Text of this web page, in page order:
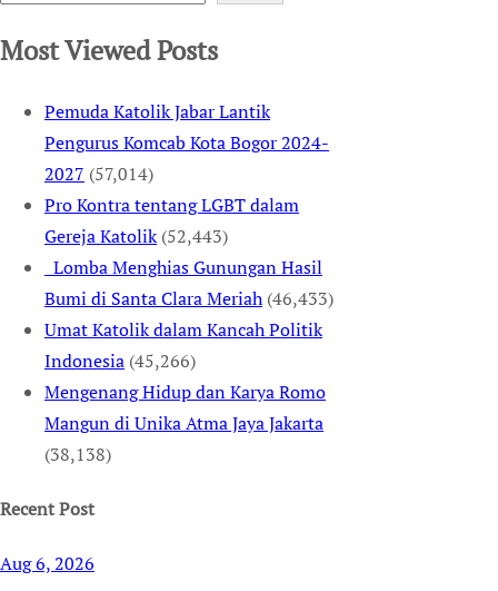
Most Viewed Posts
Pemuda Katolik Jabar Lantik
Pengurus Komcab Kota Bogor 2024-
2027 (57,014)
Pro Kontra tentang LGBT dalam
Gereja Katolik (52,443)
Lomba Menghias Gunungan Hasil
Bumi di Santa Clara Meriah (46,433)
Umat Katolik dalam Kancah Politik
Indonesia (45,266)
Mengenang Hidup dan Karya Romo
Mangun di Unika Atma Jaya Jakarta
(38,138)
Recent Post
Aug 6, 2026